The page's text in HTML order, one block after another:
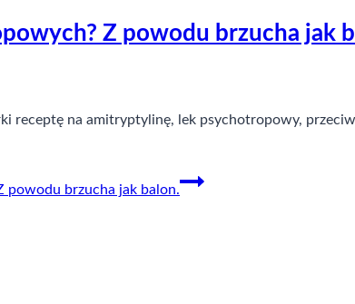
Z powodu brzucha jak
receptę na amitryptylinę, lek psychotropowy,
powodu brzucha jak balon.